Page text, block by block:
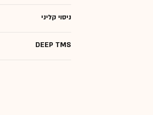
ניסוי קליני
DEEP TMS